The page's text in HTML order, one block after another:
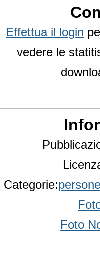
Effettua il login
vedere le
Categorie:persone
Foto